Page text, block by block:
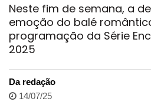
Neste fim de semana, a
emoção do balé
programação da Série
2025
Da redação
14/07/25